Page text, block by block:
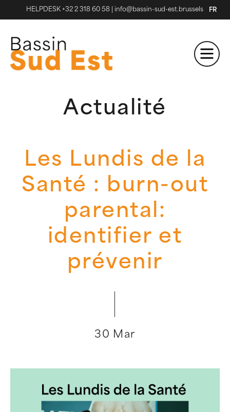
HELPDESK +32 2 318 60 58 info@bassin-sud-est.brussels FR
Actualité
Les Lundis de la
Santé : burn-out
parental:
identifier et
prévenir
30 Mar